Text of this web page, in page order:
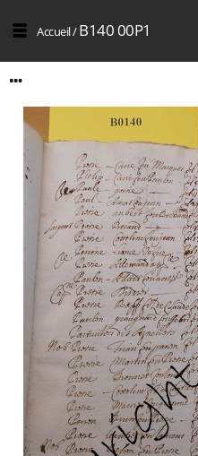
Accueil/B140 00P1